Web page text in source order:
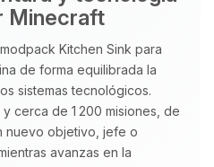
Minecraft
Kitchen Sink para
de forma equilibrada la
sistemas tecnológicos.
cerca de 1 200 misiones, de
nuevo objetivo, jefe o
avanzas en la